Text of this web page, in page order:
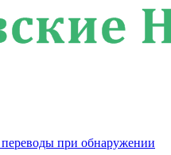
при обнаружении